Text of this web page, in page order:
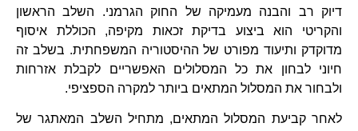
דיוק רב והבנה מעמיקה של החוק הגרמני. השלב הראשון
והקריטי הוא ביצוע בדיקת זכאות מקיפה, הכוללת איסוף
מדוקדק ותיעוד מפורט של ההיסטוריה המשפחתית. בשלב זה
חיוני לבחון את כל המסלולים האפשריים לקבלת אזרחות
ולבחור את המסלול המתאים ביותר למקרה הספציפי.
לאחר קביעת המסלול המתאים, מתחיל השלב המאתגר של